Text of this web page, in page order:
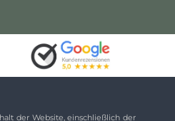
der Website, einschließlich der